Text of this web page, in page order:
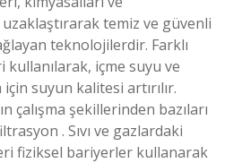
temiz ve güvenli
teknolojilerdir. Farklı
içme suyu ve
suyun kalitesi artırılır.
çalışma şekillerinden bazıları
. Sıvı ve gazlardaki
fiziksel bariyerler kullanarak